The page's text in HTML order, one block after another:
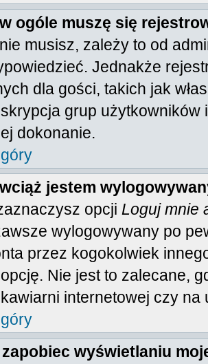
ogóle muszę się
musisz, zależy to od
Jednakże
dla gości, takich jak
grup
dokonanie.
jestem
opcji Loguj mnie
wylogowywany po
przez kogokolwiek
Nie jest to zalecane,
internetowej czy na
wyświetlaniu